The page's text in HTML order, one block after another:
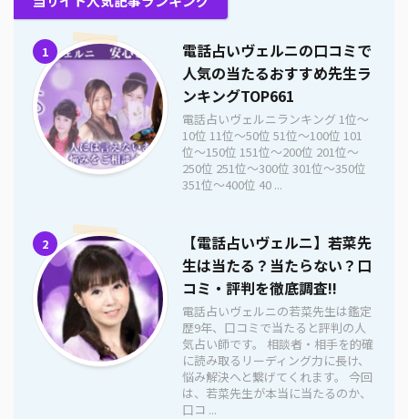
1
電話占いヴェルニの口コミで
人気の当たるおすすめ先生ラ
ンキングTOP661
電話占いヴェルニランキング 1位〜
10位 11位〜50位 51位〜100位 101
位〜150位 151位〜200位 201位〜
250位 251位〜300位 301位〜350位
351位〜400位 40 ...
2
【電話占いヴェルニ】若菜先
生は当たる？当たらない？口
コミ・評判を徹底調査!!
電話占いヴェルニの若菜先生は鑑定
歴9年、口コミで当たると評判の人
気占い師です。 相談者・相手を的確
に読み取るリーディング力に長け、
悩み解決へと繋げてくれます。 今回
は、若菜先生が本当に当たるのか、
口コ ...